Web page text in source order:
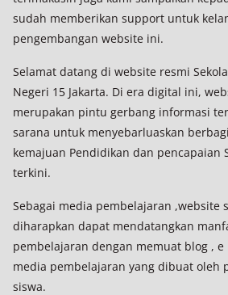
sudah memberikan support untuk
pengembangan website ini.
Selamat datang di website resmi
Negeri 15 Jakarta. Di era digital ini,
merupakan pintu gerbang informasi
sarana untuk menyebarluaskan
kemajuan Pendidikan dan pencapaian
terkini.
Sebagai media pembelajaran ,website
diharapkan dapat mendatangkan
pembelajaran dengan memuat blog ,
media pembelajaran yang dibuat oleh
siswa.